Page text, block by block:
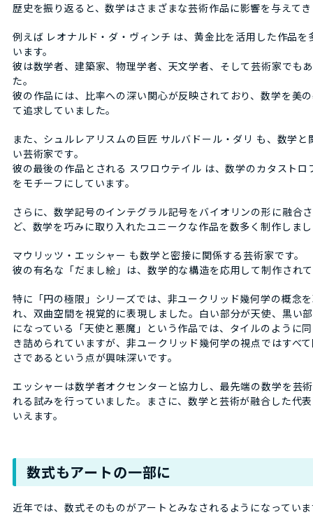
歴史を振り返ると、数学はさまざまな芸術作品に影響を与えて
例えば レオナルド・ダ・ヴィンチ は、黄金比を活用した作品を
います。
彼は数学者、建築家、物理学者、天文学者、そして芸術家でも
た。
彼の作品には、比率への深い関心が反映されており、数学を美
て追求していました。
また、シュルレアリスムの巨匠 サルバドール・ダリ も、数学と
い芸術家です。
彼の最後の作品とされる スワロウテイル は、数学のカタストロ
をモチーフにしています。
さらに、数学記号のインテグラル記号をバイオリンの形に融合
ど、数学を巧みに取り入れたユニークな作品を数多く制作しま
マウリッツ・エッシャー も数学と密接に関係する芸術家です。
彼の有名な「だまし絵」は、数学的な構造を応用して制作され
特に「円の極限」シリーズでは、非ユークリッド幾何学の概念
れ、双曲空間を視覚的に表現しました。白い部分が天使、黒い
になっている「天使と悪魔」という作品では、タイルのように
き詰められていますが、非ユークリッド幾何学の視点ではすべ
さであるという点が興味深いです。
エッシャーは数学者オクセンターと協力し、最先端の数学を芸
れる試みを行っていました。まさに、数学と芸術が融合した代
いえます。
数式もアートの一部に
近年では、数式そのものがアートとみなされるようになってい